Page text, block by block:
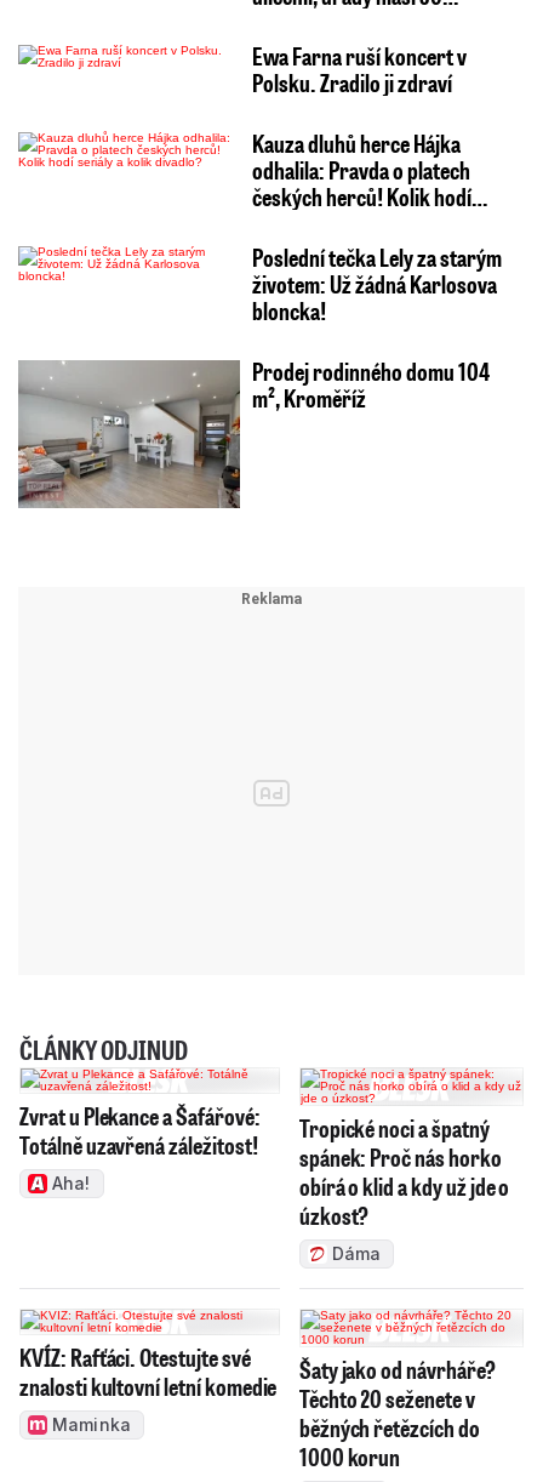
Ewa Farna ruší koncert v
Polsku. Zradilo ji zdraví
Kauza dluhů herce Hájka
odhalila: Pravda o platech
českých herců! Kolik hodí…
Poslední tečka Lely za starým
životem: Už žádná Karlosova
bloncka!
Prodej rodinného domu 104
m², Kroměříž
ČLÁNKY ODJINUD
Zvrat u Plekance a Šafářové:
Totálně uzavřená záležitost!
Aha!
Tropické noci a špatný
spánek: Proč nás horko
obírá o klid a kdy už jde o
úzkost?
Dáma
KVÍZ: Rafťáci. Otestujte své
znalosti kultovní letní komedie
Maminka
Šaty jako od návrháře?
Těchto 20 seženete v
běžných řetězcích do
1000 korun